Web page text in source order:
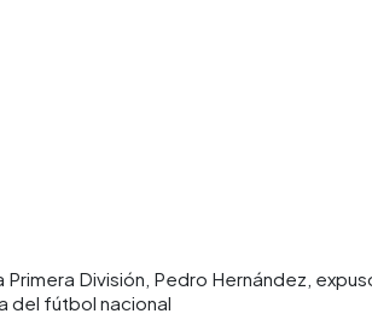
Primera División, Pedro Hernández,
del fútbol nacional